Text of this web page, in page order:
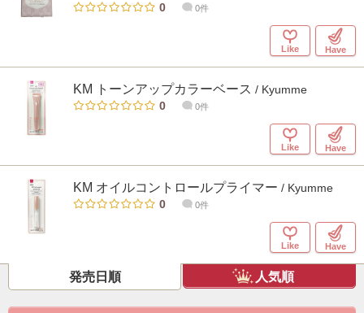
0
0件
Like Have
KM トーンアップカラーベース / Kyumme
0
0件
Like Have
KM オイルコントロールプライマー / Kyumme
0
0件
Like Have
発売日順 人気順